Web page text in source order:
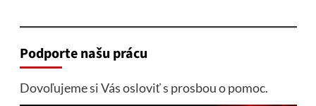
Podporte našu prácu
Dovoľujeme si Vás osloviť s prosbou o pomoc.